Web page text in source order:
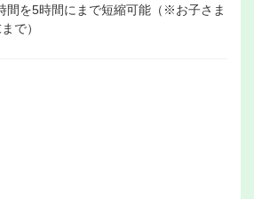
間を5時間にまで短縮可能（※お子さま
で）